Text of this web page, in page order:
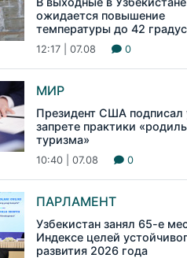
ожидается повышение
температуры до 42
12:17 | 07.08 0
МИР
Президент США подписал
запрете практики
туризма»
10:40 | 07.08 0
ПАРЛАМЕНТ
Узбекистан занял 65-е
Индексе целей
развития 2026 года